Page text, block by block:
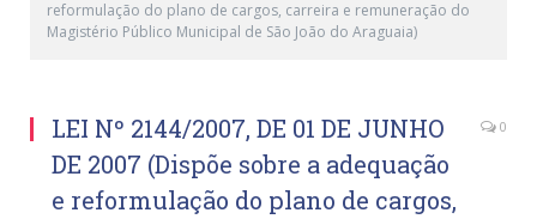
reformulação do plano de cargos, carreira e remuneração do
Magistério Público Municipal de São João do Araguaia)
LEI Nº 2144/2007, DE 01 DE JUNHO
DE 2007 (Dispõe sobre a adequação
e reformulação do plano de cargos,
0